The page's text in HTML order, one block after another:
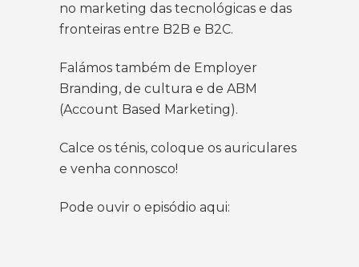
no marketing das tecnológicas e das
fronteiras entre B2B e B2C.
Falámos também de Employer
Branding, de cultura e de ABM
(Account Based Marketing).
Calce os ténis, coloque os auriculares
e venha connosco!
Pode ouvir o episódio aqui: